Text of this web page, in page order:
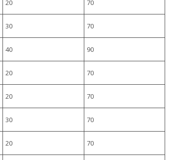
20 70
30 70
40 90
20 70
20 70
30 70
20 70